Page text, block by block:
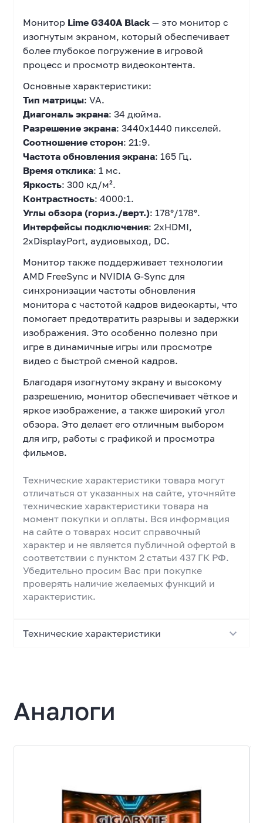
Монитор Lime G340A Black — это монитор с
изогнутым экраном, который обеспечивает
более глубокое погружение в игровой
процесс и просмотр видеоконтента.
Основные характеристики:
Тип матрицы: VA.
Диагональ экрана: 34 дюйма.
Разрешение экрана: 3440x1440 пикселей.
Соотношение сторон: 21:9.
Частота обновления экрана: 165 Гц.
Время отклика: 1 мс.
Яркость: 300 кд/м².
Контрастность: 4000:1.
Углы обзора (гориз./верт.): 178°/178°.
Интерфейсы подключения: 2xHDMI,
2xDisplayPort, аудиовыход, DC.
Монитор также поддерживает технологии
AMD FreeSync и NVIDIA G-Sync для
синхронизации частоты обновления
монитора с частотой кадров видеокарты, что
помогает предотвратить разрывы и задержки
изображения. Это особенно полезно при
игре в динамичные игры или просмотре
видео с быстрой сменой кадров.
Благодаря изогнутому экрану и высокому
разрешению, монитор обеспечивает чёткое и
яркое изображение, а также широкий угол
обзора. Это делает его отличным выбором
для игр, работы с графикой и просмотра
фильмов.
Технические характеристики товара могут
отличаться от указанных на сайте, уточняйте
технические характеристики товара на
момент покупки и оплаты. Вся информация
на сайте о товарах носит справочный
характер и не является публичной офертой в
соответствии с пунктом 2 статьи 437 ГК РФ.
Убедительно просим Вас при покупке
проверять наличие желаемых функций и
характеристик.
Технические характеристики
Монитор
Диагональ экрана, дюйм
Аналоги